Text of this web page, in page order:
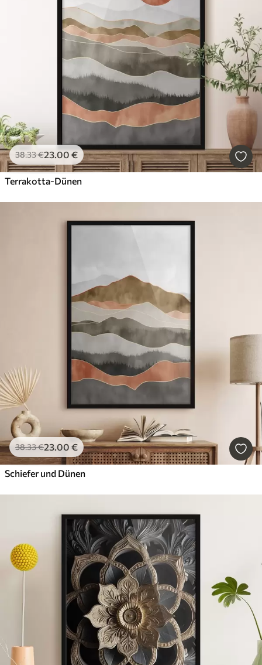
38.33€23.00 €
Terrakotta-Dünen
38.33€23.00 €
Schiefer und Dünen